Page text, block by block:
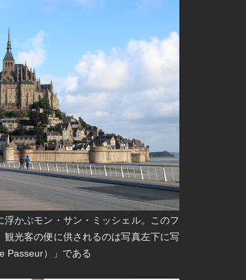
かぶモン・サン・ミッシェル。このフ
光客の便に供されるのは写真左下に写
Passeur）」である